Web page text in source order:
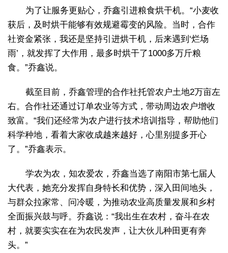
为了让服务更贴心，乔鑫引进粮食烘干机。“小麦收
获后，及时烘干能够有效规避霉变的风险。当时，合作
社资金紧张，我还是坚持引进烘干机，后来遇到‘烂场
雨’，就发挥了大作用，最多时烘干了1000多万斤粮
食。”乔鑫说。
截至目前，乔鑫管理的合作社托管农户土地2万亩左
右。合作社还通过订单农业等方式，带动周边农户增收
致富。“我们还经常为农户进行技术培训指导，帮助他们
科学种地，看着大家收成越来越好，心里别提多开心
了。”乔鑫表示。
学农为农，知农爱农，乔鑫当选了南阳市第七届人
大代表，她充分发挥自身特长和优势，深入田间地头，
与群众拉家常、问冷暖，为推动农业高质量发展和乡村
全面振兴鼓与呼。乔鑫说：“我出生在农村，奋斗在农
村，就要实实在在为农民发声，让大伙儿种田更有奔
头。”